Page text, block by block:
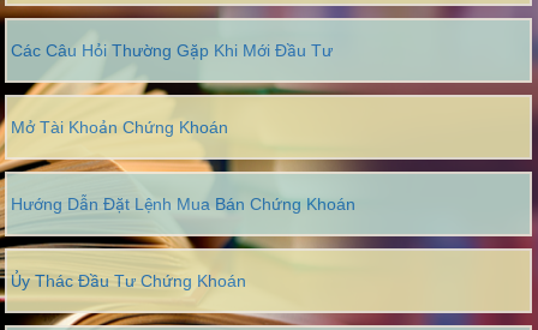
Các Câu Hỏi Thường Gặp Khi Mới Đầu Tư
Mở Tài Khoản Chứng Khoán
Hướng Dẫn Đặt Lệnh Mua Bán Chứng Khoán
Ủy Thác Đầu Tư Chứng Khoán